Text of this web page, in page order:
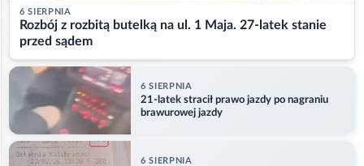
6 SIERPNIA
Rozbój z rozbitą butelką na ul. 1 Maja. 27-latek stanie
przed sądem
6 SIERPNIA
21-latek stracił prawo jazdy po nagraniu
brawurowej jazdy
6 SIERPNIA